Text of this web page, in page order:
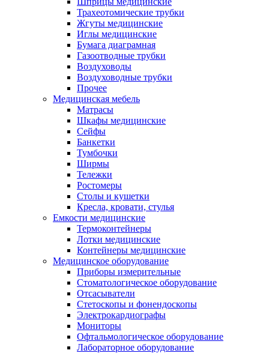
Трахеотомические трубки
Жгуты медицинские
Иглы медицинские
Бумага диаграмная
Газоотводные трубки
Воздуховоды
Воздуховодные трубки
Прочее
Медицинская мебель
Матрасы
Шкафы медицинские
Сейфы
Банкетки
Тумбочки
Ширмы
Тележки
Ростомеры
Столы и кушетки
Кресла, кровати, стулья
Емкости медицинские
Термоконтейнеры
Лотки медицинские
Контейнеры медицинские
Медицинское оборудование
Приборы измерительные
Стоматологическое оборудование
Отсасыватели
Стетоскопы и фонендоскопы
Электрокардиографы
Мониторы
Офтальмологическое оборудование
Лабораторное оборудование